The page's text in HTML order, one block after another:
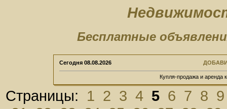
Бесплатные
Сегодня 08.08.2026
Купля-продажа и
Страницы: 1 2 3 4 5 6 7 8 9